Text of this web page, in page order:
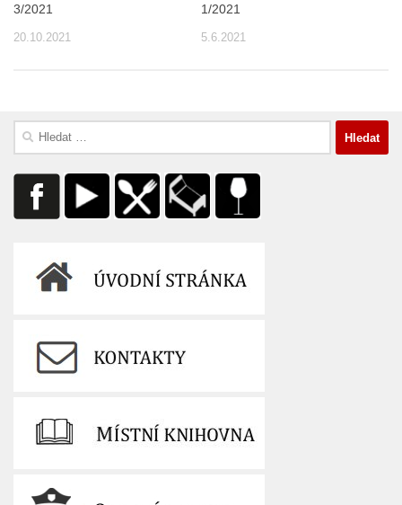
3/2021
20.10.2021
1/2021
5.6.2021
Vyhledávání